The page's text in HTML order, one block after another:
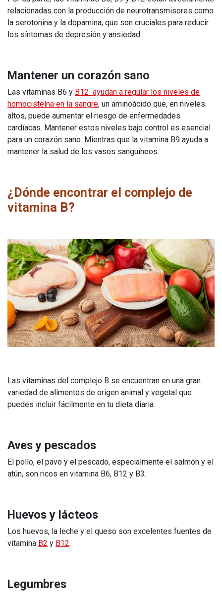
relacionadas con la producción de neurotransmisores como
la serotonina y la dopamina, que son cruciales para reducir
los síntomas de depresión y ansiedad.
Mantener un corazón sano
Las vitaminas B6 y B12 ayudan a regular los niveles de
homocisteína en la sangre, un aminoácido que, en niveles
altos, puede aumentar el riesgo de enfermedades
cardíacas. Mantener estos niveles bajo control es esencial
para un corazón sano. Mientras que la vitamina B9 ayuda a
mantener la salud de los vasos sanguíneos.
¿Dónde encontrar el complejo de
vitamina B?
Las vitaminas del complejo B se encuentran en una gran
variedad de alimentos de origen animal y vegetal que
puedes incluir fácilmente en tu dieta diaria.
Aves y pescados
El pollo, el pavo y el pescado, especialmente el salmón y el
atún, son ricos en vitamina B6, B12 y B3.
Huevos y lácteos
Los huevos, la leche y el queso son excelentes fuentes de
vitamina B2 y B12.
Legumbres